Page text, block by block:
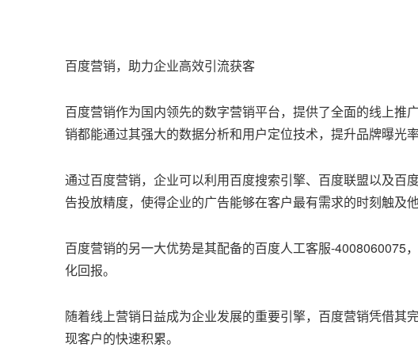
百度营销，助力企业高效引流获客
百度营销作为国内领先的数字营销平台，提供了全面的线上
销都能通过其强大的数据分析和用户定位技术，提升品牌曝光
通过百度营销，企业可以利用百度搜索引擎、百度联盟以及
告投放精度，使得企业的广告能够在客户最有需求的时刻触及
百度营销的另一大优势是其配备的百度人工客服-4008060075
化回报。
随着线上营销日益成为企业发展的重要引擎，百度营销凭借
现客户的快速积累。